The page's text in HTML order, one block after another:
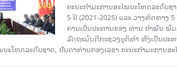
ຄະນະກຳມະການອະໄພຍະໂທດລະດັບ
5 ປີ (2021-2025) ແລະ ວາງທິດທາງ
ການເປັນປະທານຂອງ ທ່ານ ຄໍາພັນ ພົ
ລັດຖະມົນຕີກະຊວງຍຸຕິທຳ ທັງເປັນປະ
ຍະໂທດລະດັບຊາດ, ບັນດາທ່ານກອງເລຂາ ຄະນະກຳມະການ